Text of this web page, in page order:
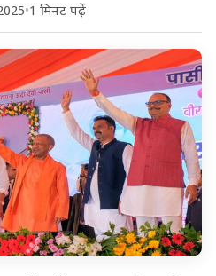
•1 मिनट पढ़ें